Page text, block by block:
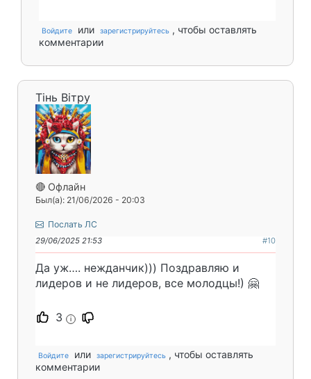
Войдите или зарегистрируйтесь , чтобы оставлять
комментарии
Тінь Вітру
🔴 Офлайн
Был(а): 21/06/2026 - 20:03
Послать ЛС
29/06/2025 21:53 #10
Да уж…. нежданчик))) Поздравляю и
лидеров и не лидеров, все молодцы!) 🤗
3 i
Войдите или зарегистрируйтесь , чтобы оставлять
комментарии